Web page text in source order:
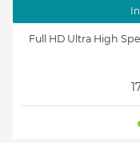
Full HD Ultra High